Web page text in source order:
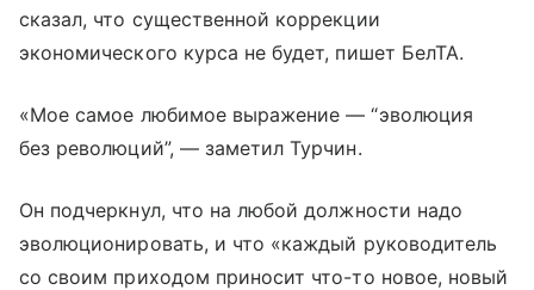
сказал, что существенной коррекции
экономического курса не будет, пишет БелТА.
«Мое самое любимое выражение — “эволюция
без революций”, — заметил Турчин.
Он подчеркнул, что на любой должности надо
эволюционировать, и что «каждый руководитель
со своим приходом приносит что-то новое, новый